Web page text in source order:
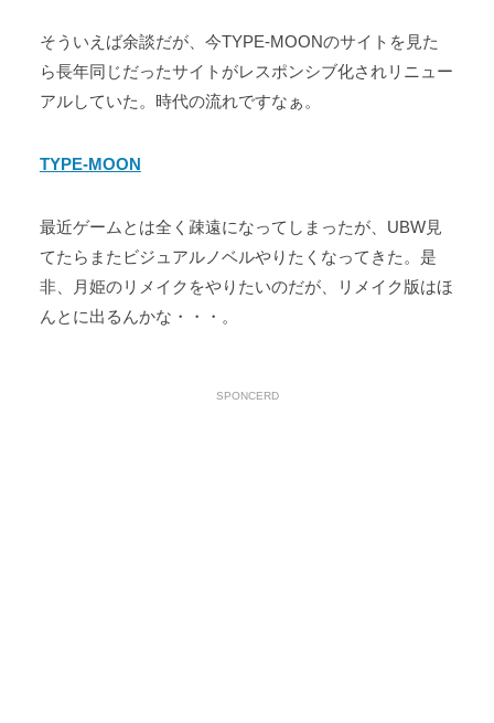
そういえば余談だが、今TYPE-MOONのサイトを見た
ら長年同じだったサイトがレスポンシブ化されリニュー
アルしていた。時代の流れですなぁ。
TYPE-MOON
最近ゲームとは全く疎遠になってしまったが、UBW見
てたらまたビジュアルノベルやりたくなってきた。是
非、月姫のリメイクをやりたいのだが、リメイク版はほ
んとに出るんかな・・・。
SPONCERD